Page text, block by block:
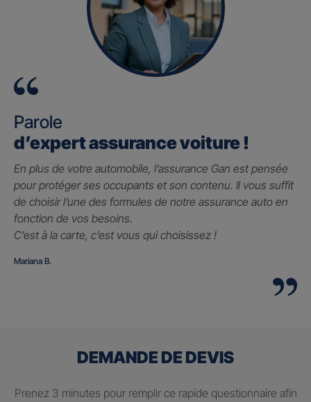
Parole
d’expert assurance voiture !
En plus de votre automobile, l’assurance Gan est pensée
pour protéger ses occupants et son contenu. Il vous suffit
de choisir l’une des formules de notre assurance auto en
fonction de vos besoins.
C’est à la carte, c’est vous qui choisissez !
Mariana B.
DEMANDE DE DEVIS
Prenez 3 minutes pour remplir ce rapide questionnaire afin